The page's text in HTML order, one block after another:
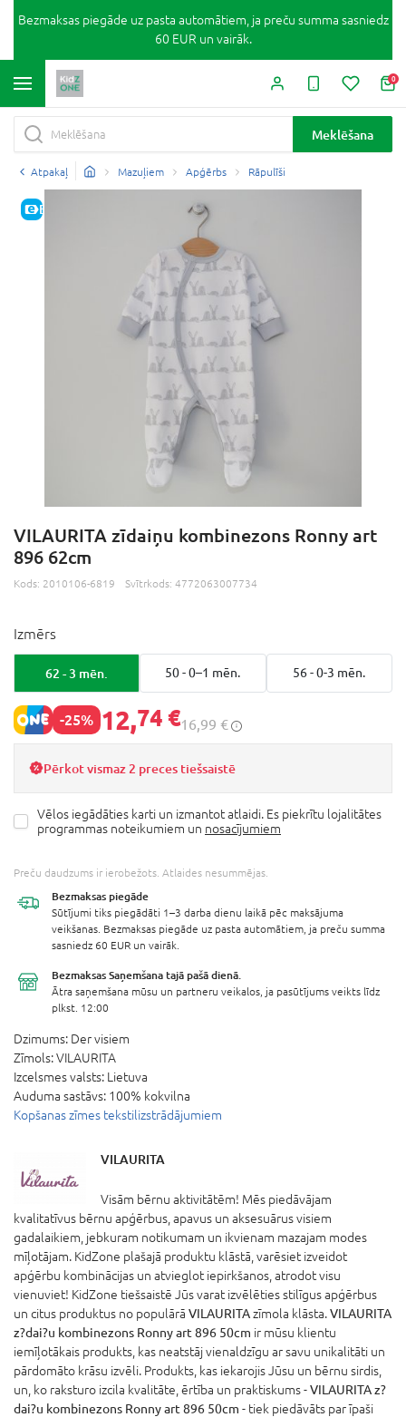
Bezmaksas piegāde uz pasta automātiem, ja preču summa sasniedz
60 EUR un vairāk.
0
Meklēšana
Atpakaļ Mazuļiem Apģērbs Rāpulīši
E-CENA
VILAURITA zīdaiņu kombinezons Ronny art
896 62cm
Kods: 2010106-6819 Svītrkods: 4772063007734
Izmērs
62 - 3 mēn. 50 - 0–1 mēn. 56 - 0-3 mēn.
-25% 12,74 €16,99 €
Pērkot vismaz 2 preces tiešsaistē
Vēlos iegādāties karti un izmantot atlaidi. Es piekrītu lojalitātes
programmas noteikumiem un nosacījumiem
Preču daudzums ir ierobežots. Atlaides nesummējas.
Bezmaksas piegāde
Sūtījumi tiks piegādāti 1–3 darba dienu laikā pēc maksājuma
veikšanas. Bezmaksas piegāde uz pasta automātiem, ja preču summa
sasniedz 60 EUR un vairāk.
Bezmaksas Saņemšana tajā pašā dienā.
Ātra saņemšana mūsu un partneru veikalos, ja pasūtījums veikts līdz
plkst. 12:00
Dzimums: Der visiem
Zīmols:VILAURITA
Izcelsmes valsts: Lietuva
Auduma sastāvs: 100% kokvilna
Kopšanas zīmes tekstilizstrādājumiem
VILAURITA
Visām bērnu aktivitātēm! Mēs piedāvājam
kvalitatīvus bērnu apģērbus, apavus un aksesuārus visiem
gadalaikiem, jebkuram notikumam un ikvienam mazajam modes
mīļotājam. KidZone plašajā produktu klāstā, varēsiet izveidot
apģērbu kombinācijas un atvieglot iepirkšanos, atrodot visu
vienuviet! KidZone tiešsaistē Jūs varat izvēlēties stilīgus apģērbus
un citus produktus no populārā VILAURITAzīmola klāsta.VILAURITA
z?dai?u kombinezons Ronny art 896 50cm ir mūsu klientu
iemīļotākais produkts, kas neatstāj vienaldzīgu ar savu unikalitāti un
pārdomāto krāsu izvēli. Produkts, kas iekarojis Jūsu un bērnu sirdis,
un, ko raksturo izcila kvalitāte, ērtība un praktiskums -VILAURITA z?
dai?u kombinezons Ronny art 896 50cm - tiek piedāvāts par īpaši